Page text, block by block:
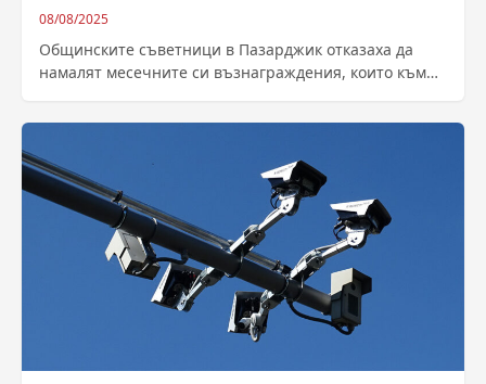
08/08/2025
Общинските съветници в Пазарджик отказаха да
намалят месечните си възнаграждения, които към